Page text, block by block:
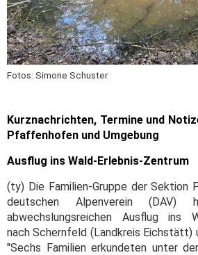
Fotos: Simone Schuster
Kurznachrichten, Termine und
Pfaffenhofen und Umgebung
Ausflug ins Wald-Erlebnis-Zentrum
(ty) Die Familien-Gruppe der Sektion
deutschen Alpenverein (DAV)
abwechslungsreichen Ausflug ins
nach Schernfeld (Landkreis Eichstätt)
"Sechs Familien erkundeten unter